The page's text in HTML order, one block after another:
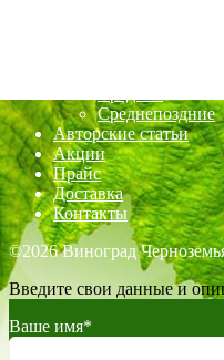
Среднепоздние
Авторские статьи
Акции
Прайс
Доставка
Контакты
©2026 Виноград
Введите свои данные и
Ваше имя*